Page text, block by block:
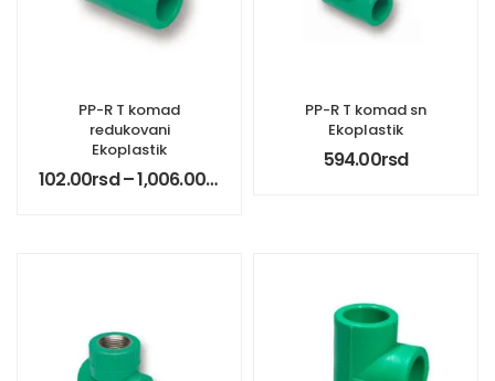
PP-R T komad
redukovani
Ekoplastik
102.00rsd–1,006.00rsd
PP-R T komad sn
Ekoplastik
594.00rsd